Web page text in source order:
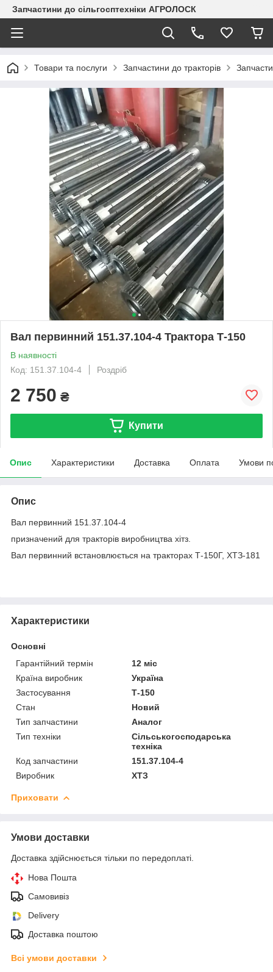
Запчастини до сільгосптехніки АГРОЛОСК
Товари та послуги Запчастини до тракторів
Вал первинний 151.37.104-4 Трактора Т-150
В наявності
Код: 151.37.104-4
Роздріб
2 750 ₴
Купити
Опис Характеристики Доставка Оплата Умови
Опис
Вал первинний 151.37.104-4
призначений для тракторів виробництва хітз.
Вал первинний встановлюється на тракторах Т-150Г, ХТЗ-181
Характеристики
Основні
Гарантійний термін
12 міс
Країна виробник
Україна
Застосування
Т-150
Стан
Новий
Тип запчастини
Аналог
Тип техніки
Сільськогосподарська
техніка
Код запчастини
151.37.104-4
Виробник
ХТЗ
Приховати
Умови доставки
Доставка здійснюється тільки по передоплаті.
Нова Пошта
Самовивіз
Delivery
Доставка поштою
Всі умови доставки